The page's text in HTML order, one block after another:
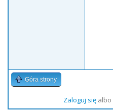
Góra strony
Zaloguj sięalbo